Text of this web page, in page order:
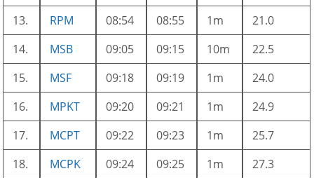
13.
RPM 08:54 08:55 1m
21.0
14.
MSB 09:05 09:15 10m
22.5
15.
MSF 09:18 09:19 1m
24.0
16.
MPKT 09:20 09:21 1m
24.9
17.
MCPT 09:22 09:23 1m
25.7
18.
MCPK 09:24 09:25 1m
27.3